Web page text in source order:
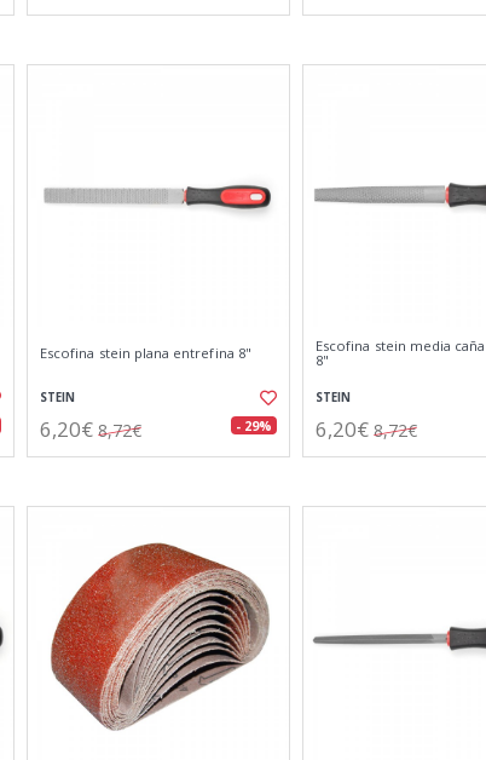
Escofina stein plana entrefina 8"
STEIN
6,20€ 8,72€ - 29%
Escofina stein media
8"
STEIN
6,20€ 8,72€